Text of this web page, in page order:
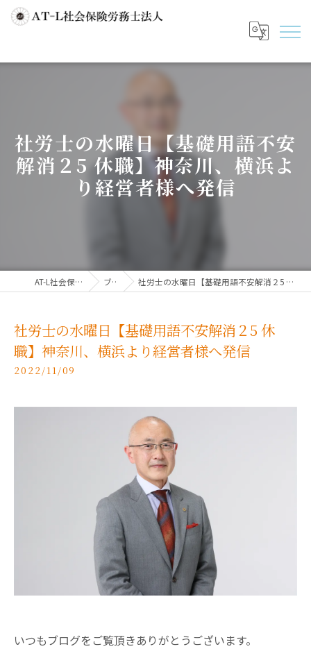
社労士の水曜日【基礎用語不安
解消２5 休職】神奈川、横浜よ
り経営者様へ発信
AT-L社会保険労務士法人 ブログ 社労士の水曜日【基礎用語不安解消２5 休職】神奈川、横浜より経営者様へ発信
社労士の水曜日【基礎用語不安解消２5 休
職】神奈川、横浜より経営者様へ発信
2022/11/09
いつもブログをご覧頂きありがとうございます。